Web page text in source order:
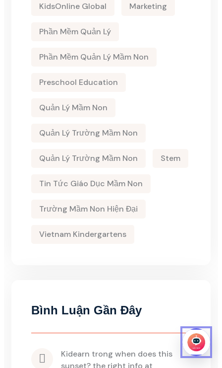
KidsOnline Global Marketing
Phần Mềm Quản Lý
Phần Mềm Quản Lý Mầm Non
Preschool Education
Quản Lý Mầm Non
Quản Lý Trường Mầm Non
Quản Lý Trường Mầm Non Stem
Tin Tức Giáo Dục Mầm Non
Trường Mầm Non Hiện Đại
Vietnam Kindergartens
Bình Luận Gần Đây
kidearn trong when does this
sunset? the right info at